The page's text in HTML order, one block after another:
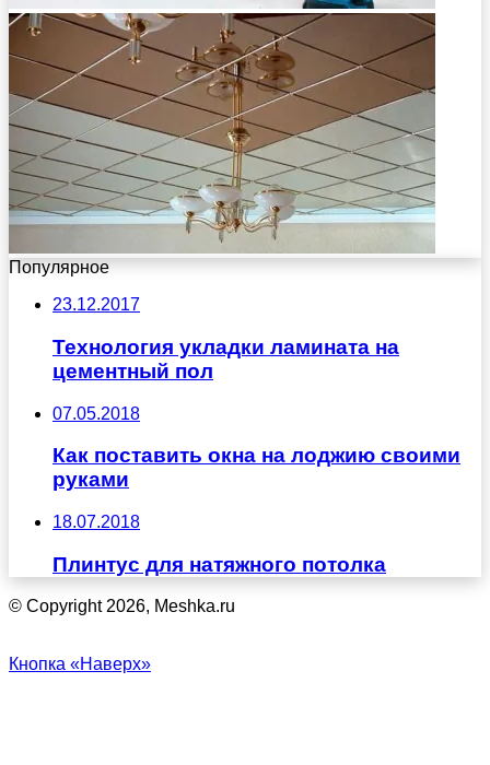
Популярное
23.12.2017
Технология укладки ламината на
цементный пол
07.05.2018
Как поставить окна на лоджию своими
руками
18.07.2018
Плинтус для натяжного потолка
© Copyright 2026, Meshka.ru
Кнопка «Наверх»